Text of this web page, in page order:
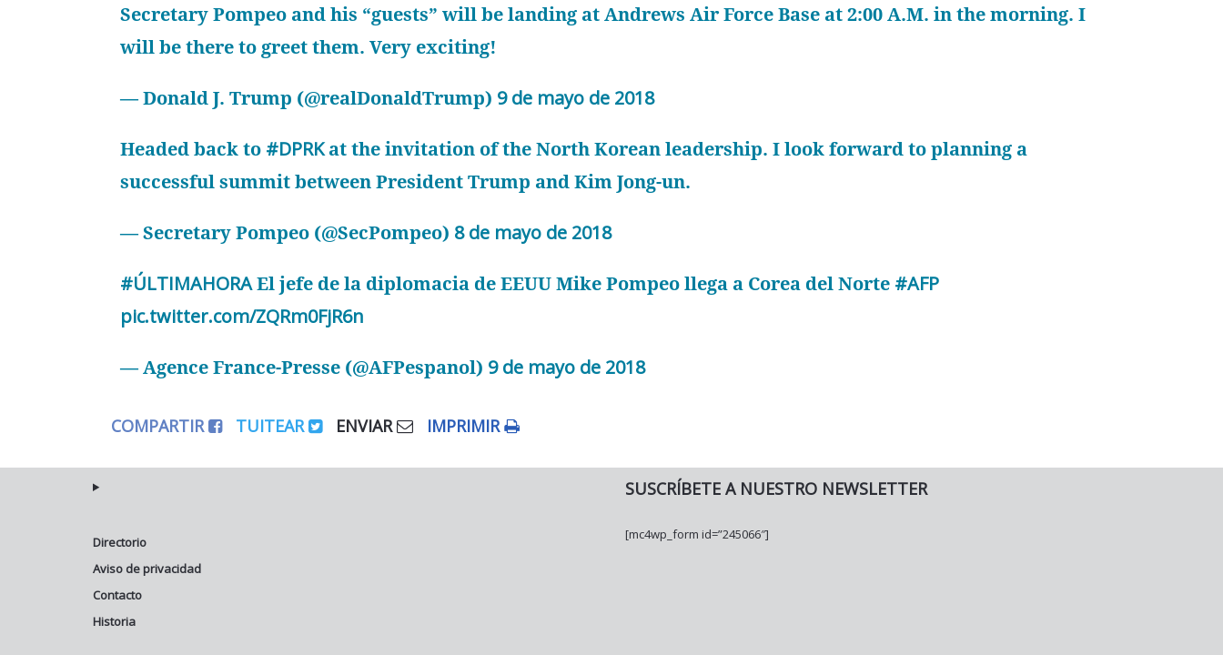
Secretary Pompeo and his “guests” will be landing at Andrews Air Force Base at 2:00 A.M. in the morning. I
will be there to greet them. Very exciting!
— Donald J. Trump (@realDonaldTrump) 9 de mayo de 2018
Headed back to #DPRKat the invitation of the North Korean leadership. I look forward to planning a
successful summit between President Trump and Kim Jong-un.
— Secretary Pompeo (@SecPompeo) 8 de mayo de 2018
#ÚLTIMAHORAEl jefe de la diplomacia de EEUU Mike Pompeo llega a Corea del Norte #AFP
pic.twitter.com/ZQRm0FjR6n
— Agence France-Presse (@AFPespanol) 9 de mayo de 2018
COMPARTIR TUITEAR ENVIAR IMPRIMIR
Directorio
Aviso de privacidad
Contacto
Historia
SUSCRÍBETE A NUESTRO NEWSLETTER
[mc4wp_form id=”245066″]